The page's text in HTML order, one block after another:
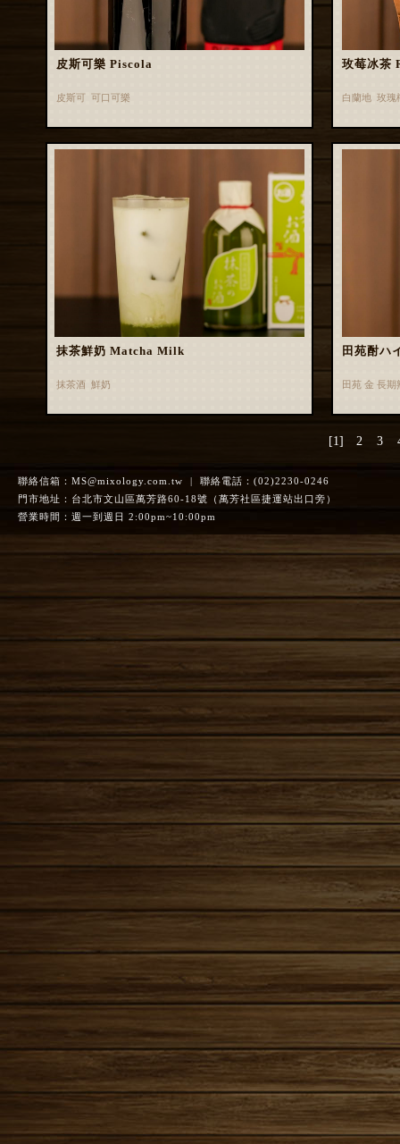
皮斯可樂 Piscola
皮斯可 可口可樂
玫莓冰茶
白蘭地 玫瑰
抹茶鮮奶 Matcha Milk
抹茶酒 鮮奶
田苑酎ハ
田苑 金 長
[1] 2 3
聯絡信箱： MS@mixology.com.tw | 聯絡電話：(02)2230-0246
門市地址：台北市文山區萬芳路60-18號（萬芳社區捷運站出口旁）
營業時間：週一到週日 2:00pm~10:00pm